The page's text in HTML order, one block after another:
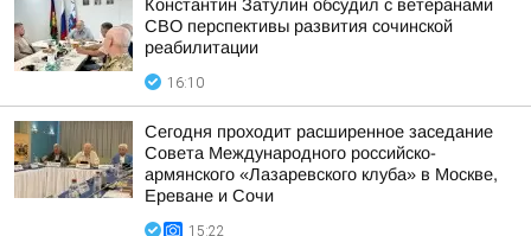
Константин Затулин обсудил с ветеранами
СВО перспективы развития сочинской
реабилитации
16:10
Сегодня проходит расширенное заседание
Совета Международного российско-
армянского «Лазаревского клуба» в Москве,
Ереване и Сочи
15:22